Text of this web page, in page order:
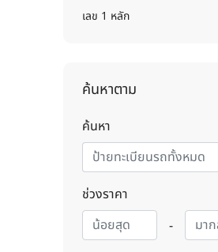
เลข 1 หลัก
ค้นหาตาม
ค้นหา
ช่วงราคา
-